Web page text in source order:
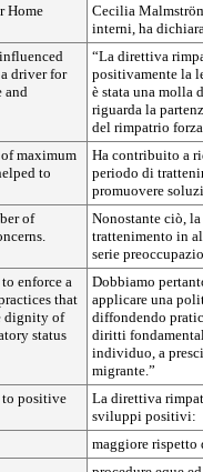
Home
Cecilia
interni, ha
driver for
and
“La direttiva
positivamente la
è stata una molla
riguarda la
del rimpatrio
maximum
to
Ha contribuito a
periodo di
promuovere
of
Nonostante ciò,
trattenimento in
serie
enforce a
that
dignity of
status
Dobbiamo
applicare una
diffondendo
diritti
individuo, a
migrante.”
to positive
La direttiva
sviluppi positivi:
maggiore